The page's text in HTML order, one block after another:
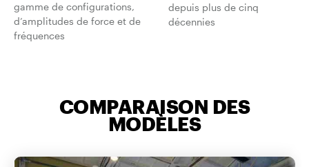
gamme de configurations,
d’amplitudes de force et de
fréquences
depuis plus de cinq
décennies
COMPARAISON DES
MODÈLES